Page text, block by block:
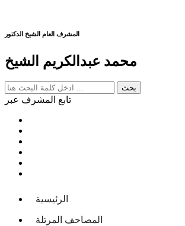
المشرف العام الشيخ الدكتور
محمد عبدالكريم الشيخ
تابع المشرف عبر
الرئيسية
المصاحف المرتلة